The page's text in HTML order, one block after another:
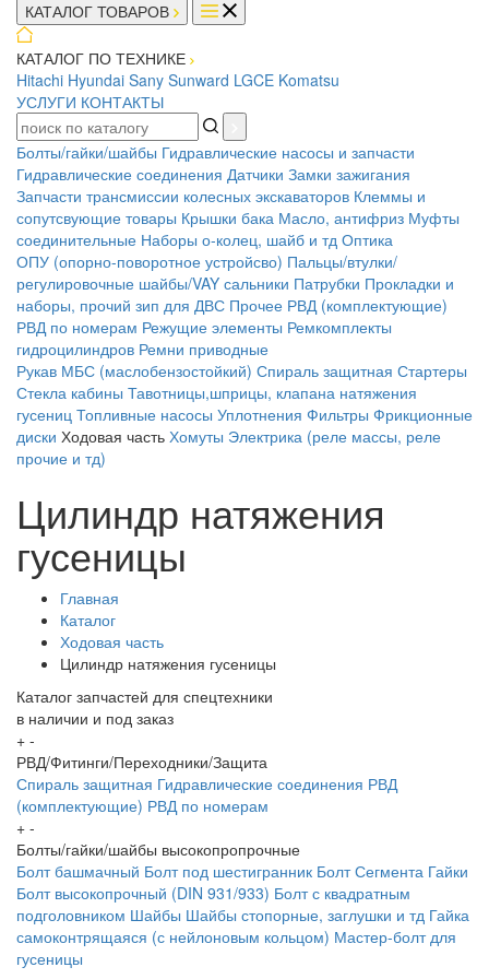
КАТАЛОГ ТОВАРОВ
КАТАЛОГ ПО ТЕХНИКЕ
Hitachi Hyundai Sany Sunward LGCE Komatsu
УСЛУГИ КОНТАКТЫ
Болты/гайки/шайбы Гидравлические насосы и запчасти
Гидравлические соединения Датчики Замки зажигания
Запчасти трансмиссии колесных экскаваторов Клеммы и
сопутсвующие товары Крышки бака Масло, антифриз Муфты
соединительные Наборы о-колец, шайб и тд Оптика
ОПУ (опорно-поворотное устройсво) Пальцы/втулки/
регулировочные шайбы/VAY сальники Патрубки Прокладки и
наборы, прочий зип для ДВС Прочее РВД (комплектующие)
РВД по номерам Режущие элементы Ремкомплекты
гидроцилиндров Ремни приводные
Рукав МБС (маслобензостойкий) Спираль защитная Стартеры
Стекла кабины Тавотницы,шприцы, клапана натяжения
гусениц Топливные насосы Уплотнения Фильтры Фрикционные
диски Ходовая часть Хомуты Электрика (реле массы, реле
прочие и тд)
Цилиндр натяжения
гусеницы
Главная
Каталог
Ходовая часть
Цилиндр натяжения гусеницы
Каталог запчастей для спецтехники
в наличии и под заказ
+ -
РВД/Фитинги/Переходники/Защита
Спираль защитная Гидравлические соединения РВД
(комплектующие) РВД по номерам
+ -
Болты/гайки/шайбы высокопропрочные
Болт башмачный Болт под шестигранник Болт Сегмента Гайки
Болт высокопрочный (DIN 931/933) Болт с квадратным
подголовником Шайбы Шайбы стопорные, заглушки и тд Гайка
самоконтрящаяся (с нейлоновым кольцом) Мастер-болт для
гусеницы